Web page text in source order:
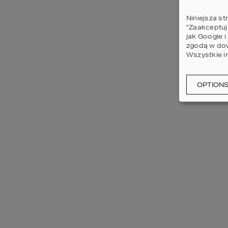
Niniejsza
jak Google
zgodą w
Wszystkie
OPTIONS